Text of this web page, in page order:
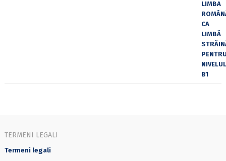
TERMENI LEGALI
Termeni legali